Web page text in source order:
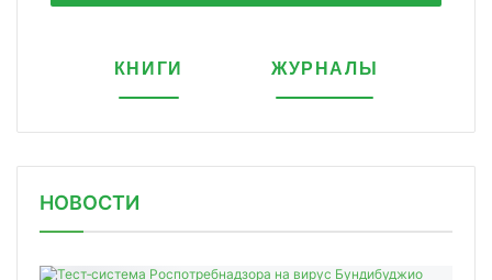
КНИГИ ЖУРНАЛЫ
НОВОСТИ